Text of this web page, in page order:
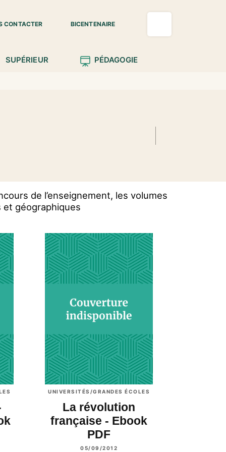
CONTACTER BICENTENAIRE
SUPÉRIEUR PÉDAGOGIE
de l’enseignement, les volumes
et géographiques
UNIVERSITÉS/GRANDES ÉCOLES
La révolution
française - Ebook
PDF
05/09/2012